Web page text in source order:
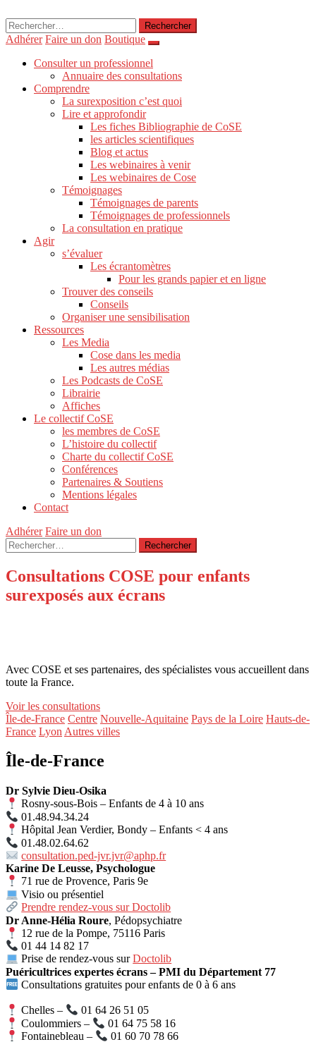
Rechercher :
Adhérer Faire un don Boutique
Consulter un professionnel
Annuaire des consultations
Comprendre
La surexposition c’est quoi
Lire et approfondir
Les fiches Bibliographie de CoSE
les articles scientifiques
Blog et actus
Les webinaires à venir
Les webinaires de Cose
Témoignages
Témoignages de parents
Témoignages de professionnels
La consultation en pratique
Agir
s’évaluer
Les écrantomètres
Pour les grands papier et en ligne
Trouver des conseils
Conseils
Organiser une sensibilisation
Ressources
Les Media
Cose dans les media
Les autres médias
Les Podcasts de CoSE
Librairie
Affiches
Le collectif CoSE
les membres de CoSE
L’histoire du collectif
Charte du collectif CoSE
Conférences
Partenaires & Soutiens
Mentions légales
Contact
Adhérer Faire un don
Rechercher :
Consultations COSE pour enfants
surexposés aux écrans
Avec COSE et ses partenaires, des spécialistes vous accueillent dans
toute la France.
Voir les consultations
Île-de-France Centre Nouvelle-Aquitaine Pays de la Loire Hauts-de-
France Lyon Autres villes
Île-de-France
Dr Sylvie Dieu-Osika
Rosny-sous-Bois – Enfants de 4 à 10 ans
01.48.94.34.24
Hôpital Jean Verdier, Bondy – Enfants < 4 ans
01.48.02.64.62
consultation.ped-jvr.jvr@aphp.fr
Karine De Leusse, Psychologue
71 rue de Provence, Paris 9e
Visio ou présentiel
Prendre rendez-vous sur Doctolib
Dr Anne-Hélia Roure, Pédopsychiatre
12 rue de la Pompe, 75116 Paris
01 44 14 82 17
Prise de rendez-vous surDoctolib
Puéricultrices expertes écrans – PMI du Département 77
Consultations gratuites pour enfants de 0 à 6 ans
Chelles –
01 64 26 51 05
Coulommiers –
01 64 75 58 16
Fontainebleau –
01 60 70 78 66